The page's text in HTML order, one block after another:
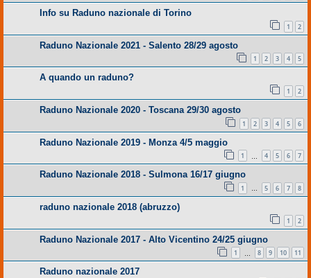
Info su Raduno nazionale di Torino
1 2
Raduno Nazionale 2021 - Salento 28/29 agosto
1 2 3 4 5
A quando un raduno?
1 2
Raduno Nazionale 2020 - Toscana 29/30 agosto
1 2 3 4 5 6
Raduno Nazionale 2019 - Monza 4/5 maggio
1 4 5 6 7
Raduno Nazionale 2018 - Sulmona 16/17 giugno
1 … 5 6 7 8
raduno nazionale 2018 (abruzzo)
1 2
Raduno Nazionale 2017 - Alto Vicentino 24/25 giugno
1 8 9 10 11
Raduno nazionale 2017